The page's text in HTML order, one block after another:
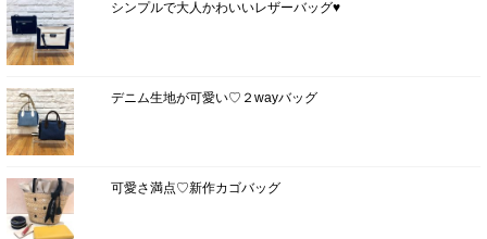
シンプルで大人かわいいレザーバッグ♥
デニム生地が可愛い♡２wayバッグ
可愛さ満点♡新作カゴバッグ